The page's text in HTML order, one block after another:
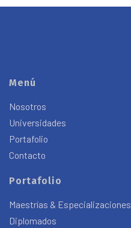
Menú
Nosotros
Universidades
Portafolio
Contacto
Portafolio
Maestrías & Especializaciones
Diplomados